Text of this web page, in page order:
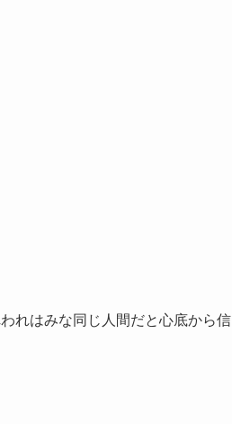
れはみな同じ人間だと心底から信